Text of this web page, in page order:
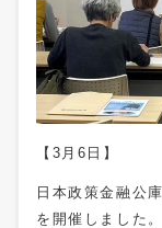
【3月6日】
日本政策金融公
を開催しました。